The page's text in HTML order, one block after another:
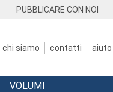
PUBBLICARE CON NOI
chi siamo contatti aiuto
VOLUMI